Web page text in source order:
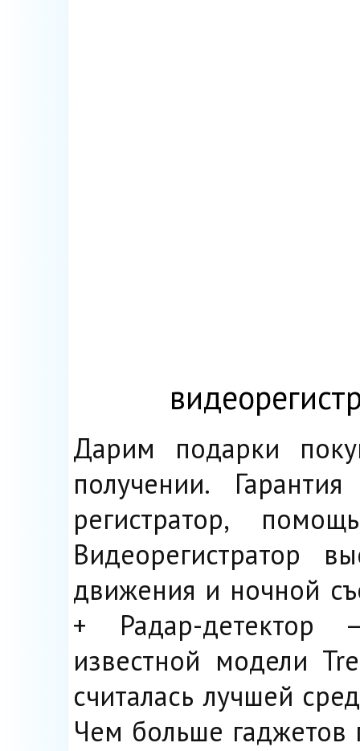
Дарим подарки
получении.
регистратор,
Видеорегистратор
движения и ночной
+ Радар-детектор
известной модели
считалась лучшей
Чем больше гаджетов